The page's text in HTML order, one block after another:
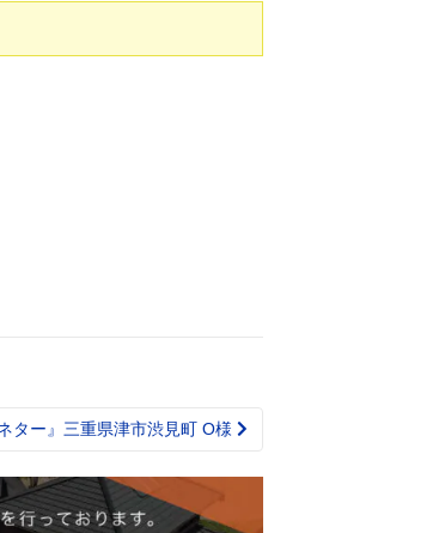
ター』三重県津市渋見町 O様